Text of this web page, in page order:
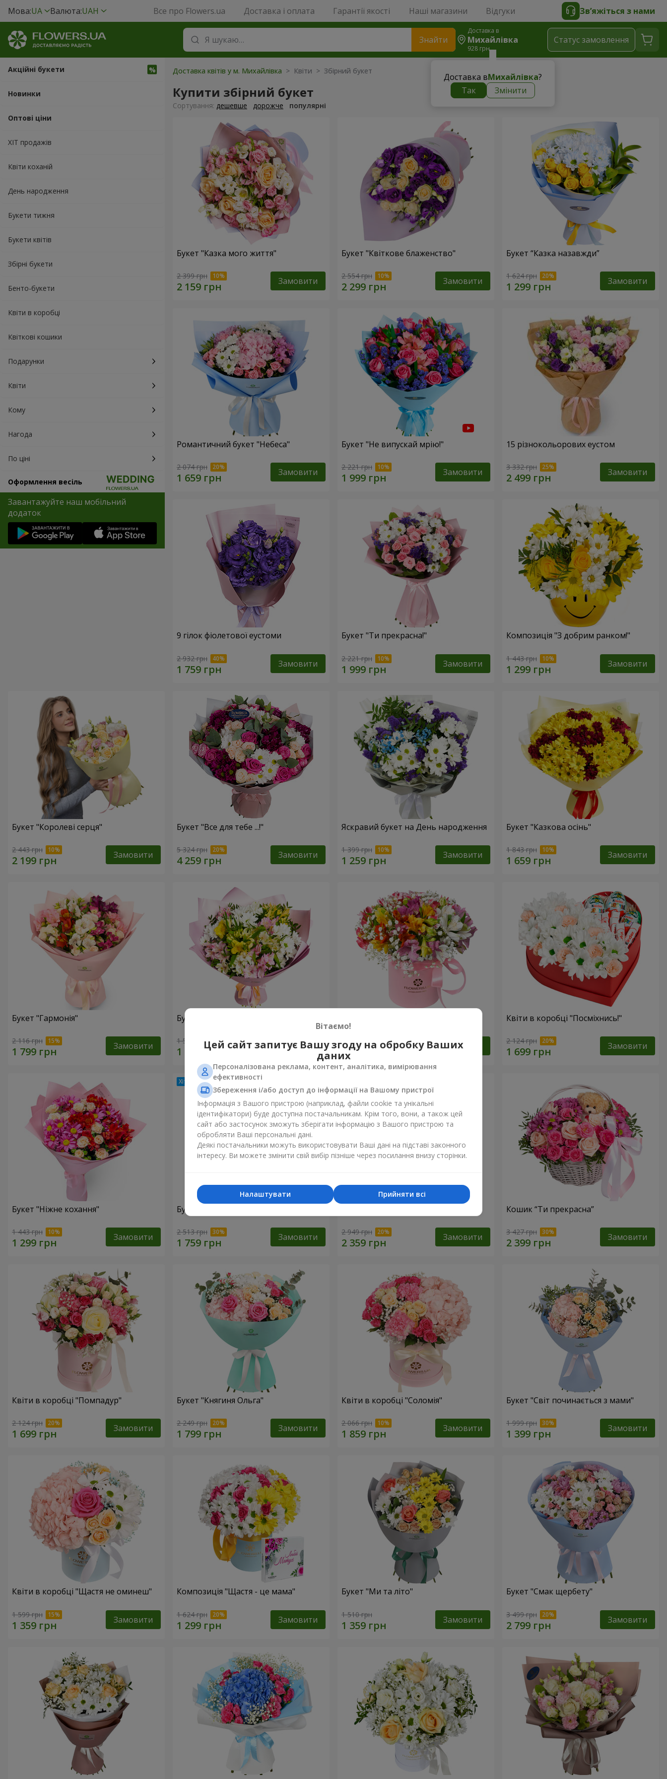
Мова:UA Валюта:UAH Все про Flowers.ua Доставка і оплата Гарантії якості Наші магазини Відгуки Зв’яжіться з нами
Знайти
Доставка в
Михайлівка
928 грн
Доставка вМихайлівка?
Так
Змінити
Статус замовлення
Акційні букети
Новинки
Оптові ціни
ХІТ продажів
Квіти коханій
День народження
Букети тижня
Букети квітів
Збірні букети
Бенто-букети
Квіти в коробці
Квіткові кошики
Подарунки
Квіти
Кому
Нагода
По ціні
Оформлення весіль
Завантажуйте наш мобільний
додаток
Доставка квітів у м. Михайлівка > Квіти > Збірний букет
Купити збірний букет
Сортування: дешевше дорожче популярні
Букет "Казка мого життя"
2 399 грн Замовити
Букет "Квіткове блаженство"
2 554 грн Замовити
Букет “Казка назавжди”
1 624 грн Замовити
Романтичний букет "Небеса"
2 074 грн Замовити
Букет "Не випускай мрію!"
2 221 грн Замовити
15 різнокольорових еустом
3 332 грн Замовити
9 гілок фіолетової еустоми
2 932 грн Замовити
Букет "Ти прекрасна!"
2 221 грн Замовити
Композиція "З добрим ранком!"
1 443 грн Замовити
Букет "Королеві серця"
2 443 грн Замовити
Букет "Все для тебе ...!"
5 324 грн Замовити
Яскравий букет на День народження
1 399 грн Замовити
Букет "Казкова осінь"
1 843 грн Замовити
Букет "Гармонія"
2 116 грн Замовити
Букет квітів "Чудовий настрій"
1 554 грн Замовити 2 069 грн Замовити
Квіти в коробці "Посміхнись!"
2 124 грн Замовити
Букет "Ніжне кохання"
1 443 грн Замовити
Букет "Квітковий бал"
2 513 грн Замовити 2 949 грн Замовити
Кошик “Ти прекрасна”
3 427 грн Замовити
Квіти в коробці "Помпадур"
2 124 грн Замовити
Букет "Княгиня Ольга"
2 249 грн Замовити
Квіти в коробці "Соломія"
2 066 грн Замовити
Букет "Світ починається з мами"
1 999 грн Замовити
Квіти в коробці "Щастя не оминеш"
1 599 грн Замовити
Композиція "Щастя - це мама"
1 624 грн Замовити
Букет "Ми та літо"
1 510 грн Замовити
Букет "Смак щербету"
3 499 грн Замовити
Вітаємо!
Цей сайт запитує Вашу згоду на обробку Ваших
даних
Персоналізована реклама, контент, аналітика, вимірювання
ефективності
Збереження і/або доступ до інформації на Вашому пристрої
Інформація з Вашого пристрою (наприклад, файли cookie та унікальні
ідентифікатори) буде доступна постачальникам. Крім того, вони, а також цей
сайт або застосунок зможуть зберігати інформацію з Вашого пристрою та
обробляти Ваші персональні дані.
Деякі постачальники можуть використовувати Ваші дані на підставі законного
інтересу. Ви можете змінити свій вибір пізніше через посилання внизу сторінки.
Прийняти всі
Налаштувати